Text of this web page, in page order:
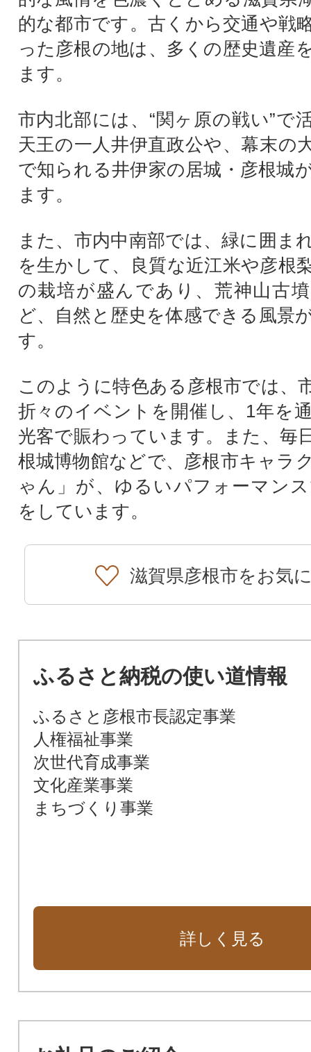
的な都市です。古くから交通や戦
った彦根の地は、多くの歴史遺産
ます。
市内北部には、“関ヶ原の戦い”で
天王の一人井伊直政公や、幕末の
で知られる井伊家の居城・彦根城
ます。
また、市内中南部では、緑に囲ま
を生かして、良質な近江米や彦根
の栽培が盛んであり、荒神山古
ど、自然と歴史を体感できる風景
す。
このように特色ある彦根市では、
折々のイベントを開催し、1年を
光客で賑わっています。また、毎
根城博物館などで、彦根市キャラ
ゃん」が、ゆるいパフォーマン
をしています。
滋賀県彦根市をお気
ふるさと納税の使い道情報
ふるさと彦根市長認定事業
人権福祉事業
次世代育成事業
文化産業事業
まちづくり事業
詳しく見る